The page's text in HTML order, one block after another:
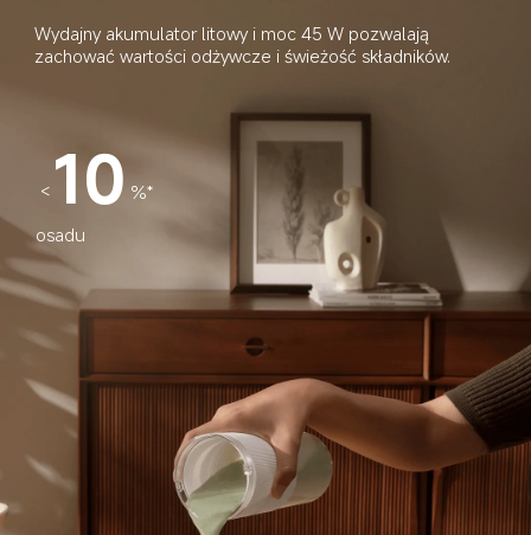
Wydajny akumulator litowy i moc 45 W pozwalają
zachować wartości odżywcze i świeżość składników.
< 10 %*
osadu